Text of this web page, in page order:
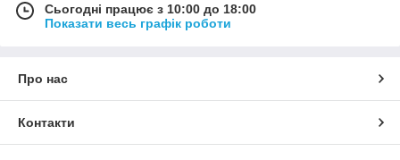
Сьогодні працює з 10:00 до 18:00
Показати весь графік роботи
Про нас
Контакти